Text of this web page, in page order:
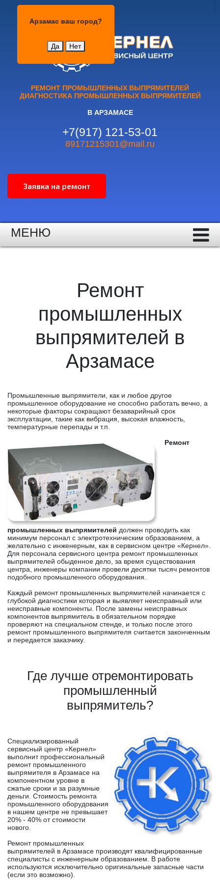
Арзамас ваш город?
Да Нет
РЕМОНТ ПРОМЫШЛЕННЫХ ВЫПРЯМИТЕЛЕЙ
ДИАГНОСТИКА ПРОМЫШЛЕННЫХ ВЫПРЯМИТЕЛЕЙ
В АРЗАМАСЕ
+7(917) 121-53-01
89171215301@mail.ru
МЕНЮ
Ремонт
промышленных
выпрямителей в
Арзамасе
Промышленные выпрямители, как и любое другое
промышленное оборудование не способно работать вечно, а
некоторые факторы сокращают безаварийный срок
эксплуатации, такие как вибрация, высокая влажность,
температурные перепады и т.п.
Ремонт
промышленных выпрямителей должен проводить как
минимум персонал с электротехническим образованием, а
желательно с инженерным, как в сервисном центре «Кернел».
Для персонала сервисного центра ремонт промышленных
выпрямителей обыденное дело, за время существования
центра, инженеры компании провели десятки тысяч ремонтов
подобного промышленного оборудования.
Каждый ремонт промышленных выпрямителей начинается с
глубокой диагностики которая и выявляет неисправный или
неисправные компоненты. После замены неисправных
компонентов выпрямитель в обязательном порядке
проверяют на специальном стенде, и только после этого
ремонт промышленного выпрямителя считается законченным
и передается заказчику.
Где лучше отремонтировать
промышленный
выпрямитель?
Специализированный
сервисный центр «Кернел»
выполнит профессиональный
ремонт промышленного
выпрямителя в Арзамасе на
компонентном уровне в
сжатые сроки и за разумные
деньги. Стоимость ремонта
промышленного оборудования
в нашем центре не превышает
20% - 40% от стоимости
нового.
Ремонт промышленных
выпрямителей в Арзамасе производят квалифицированные
специалисты с инженерным образованием. В работе
используются исключительно оригинальные запасные части
(если это возможно).